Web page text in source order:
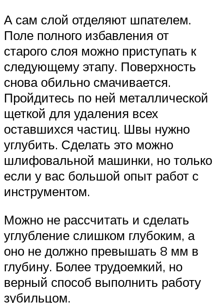
А сам слой отделяют шпателем.
Поле полного избавления от
старого слоя можно приступать к
следующему этапу. Поверхность
снова обильно смачивается.
Пройдитесь по ней металлической
щеткой для удаления всех
оставшихся частиц. Швы нужно
углубить. Сделать это можно
шлифовальной машинки, но только
если у вас большой опыт работ с
инструментом.
Можно не рассчитать и сделать
углубление слишком глубоким, а
оно не должно превышать 8 мм в
глубину. Более трудоемкий, но
верный способ выполнить работу
зубильцом.